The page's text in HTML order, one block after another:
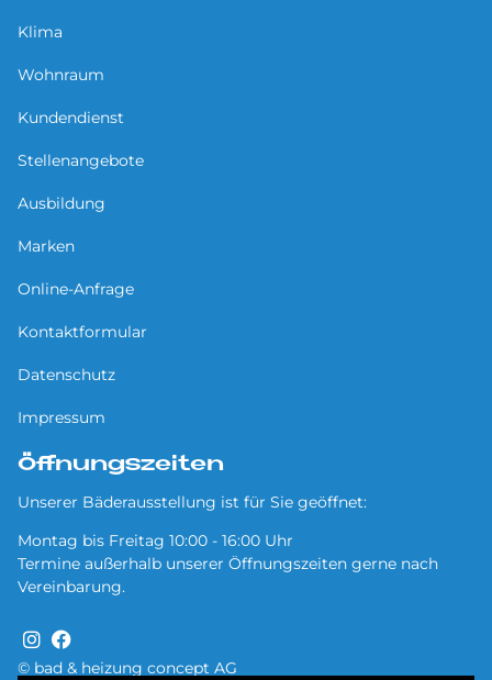
© bad & heizung concept AG
Klima
Wohnraum
Kundendienst
Stellenangebote
Ausbildung
Marken
Online-Anfrage
Kontaktformular
Datenschutz
Impressum
Öffnungszeiten
Unserer Bäderausstellung ist für Sie geöffnet:
Montag bis Freitag 10:00 - 16:00 Uhr
Termine außerhalb unserer Öffnungszeiten gerne nach
Vereinbarung.